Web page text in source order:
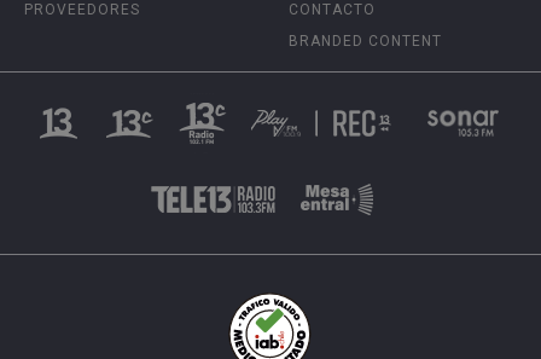
PROVEEDORES
CONTACTO
BRANDED CONTENT